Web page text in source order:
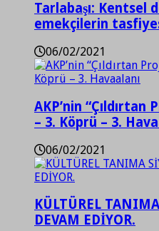
Tarlabaşı: Kentsel
emekçilerin
06/02/2021
AKP’nin
– 3. Köprü – 3.
06/02/2021
KÜLTÜREL
DEVAM EDİYOR.